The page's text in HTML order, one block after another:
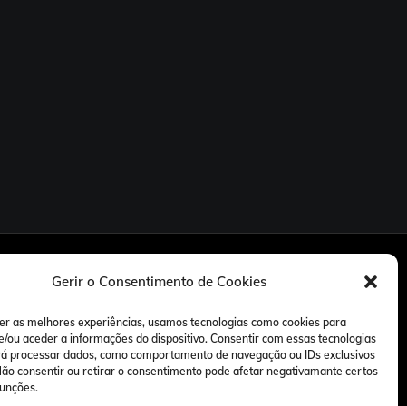
Gerir o Consentimento de Cookies
as melhores experiências, usamos tecnologias como cookies para
ou aceder a informações do dispositivo. Consentir com essas tecnologias
processar dados, como comportamento de navegação ou IDs exclusivos
consentir ou retirar o consentimento pode afetar negativamante certos